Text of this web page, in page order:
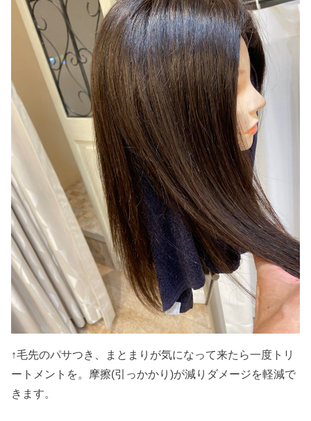
↑毛先のパサつき、まとまりが気になって来たら一度トリ
ートメントを。摩擦(引っかかり)が減りダメージを軽減で
きます。